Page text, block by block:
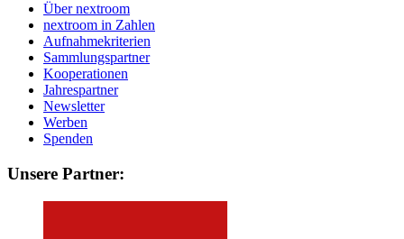
Über nextroom
nextroom in Zahlen
Aufnahmekriterien
Sammlungspartner
Kooperationen
Jahrespartner
Newsletter
Werben
Spenden
Unsere Partner: